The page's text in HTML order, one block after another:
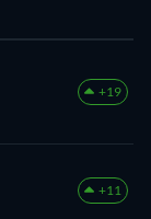
+19
+11